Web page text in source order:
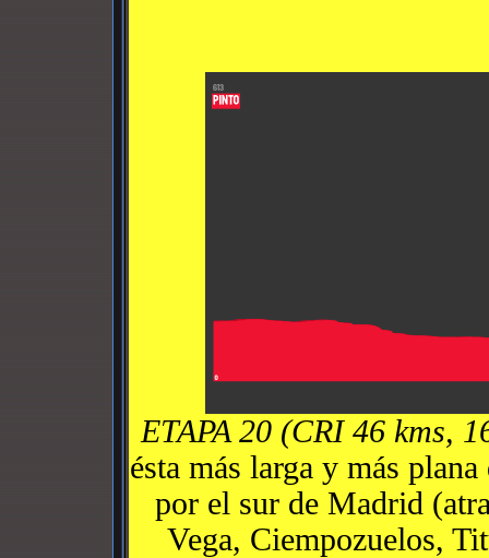
ETAPA 20 (CRI 46 kms,
ésta más larga y más
por el sur de Madrid
Vega, Ciempozuelos,